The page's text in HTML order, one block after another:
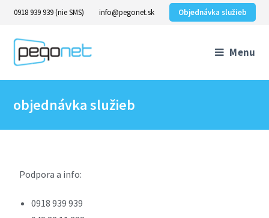
0918 939 939 (nie SMS) info@pegonet.sk Objednávka služieb
Menu
objednávka služieb
Podpora a info:
0918 939 939